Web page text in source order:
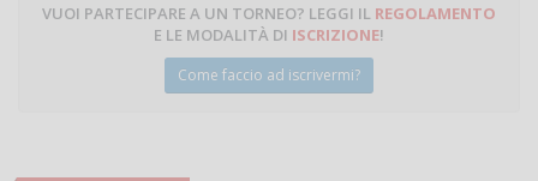
VUOI PARTECIPARE A UN TORNEO? LEGGI IL REGOLAMENTO
E LE MODALITÀ DI ISCRIZIONE!
Come faccio ad iscrivermi?